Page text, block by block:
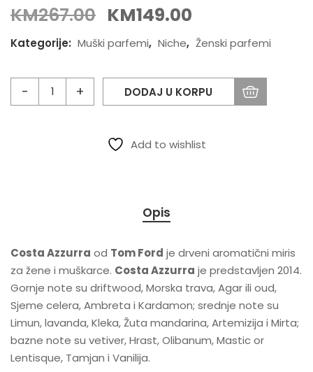
KM267.00 KM149.00
Kategorije: Muški parfemi, Niche, Ženski parfemi
DODAJ U KORPU
Add to wishlist
Opis
Costa Azzurra od Tom Ford je drveni aromatični miris
za žene i muškarce. Costa Azzurra je predstavljen 2014.
Gornje note su driftwood, Morska trava, Agar ili oud,
Sjeme celera, Ambreta i Kardamon; srednje note su
Limun, lavanda, Kleka, Žuta mandarina, Artemizija i Mirta;
bazne note su vetiver, Hrast, Olibanum, Mastic or
Lentisque, Tamjan i Vanilija.